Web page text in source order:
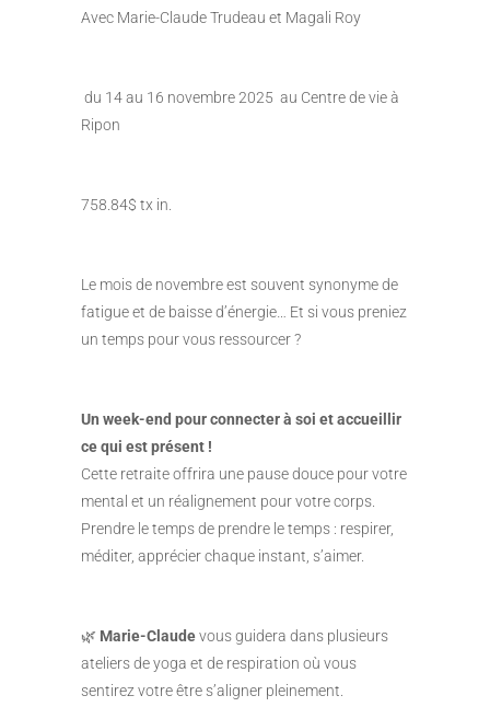
Avec Marie-Claude Trudeau et Magali Roy
du 14 au 16 novembre 2025 au Centre de vie à
Ripon
758.84$ tx in.
Le mois de novembre est souvent synonyme de
fatigue et de baisse d’énergie… Et si vous preniez
un temps pour vous ressourcer ?
Un week-end pour connecter à soi et accueillir
ce qui est présent !
Cette retraite offrira une pause douce pour votre
mental et un réalignement pour votre corps.
Prendre le temps de prendre le temps : respirer,
méditer, apprécier chaque instant, s’aimer.
🌿 Marie-Claudevous guidera dans plusieurs
ateliers de yoga et de respiration où vous
sentirez votre être s’aligner pleinement.